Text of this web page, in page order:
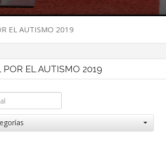
EL AUTISMO 2019
EL AUTISMO 2019